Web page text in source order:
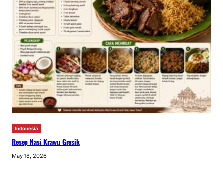
Indonesia
Resep Nasi Krawu Gresik
May 18, 2026